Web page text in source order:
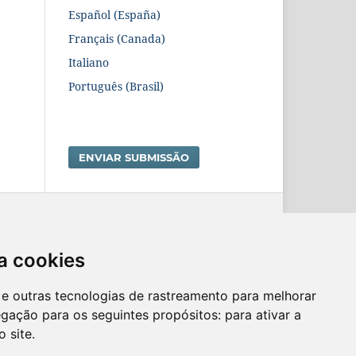
cookies
outras tecnologias de rastreamento para melhorar
para os seguintes propósitos: para ativar a
site.
Español (España)
Français (Canada)
Italiano
Português (Brasil)
ENVIAR SUBMISSÃO